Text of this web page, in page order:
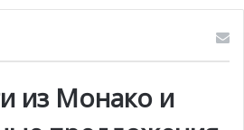
из Монако и